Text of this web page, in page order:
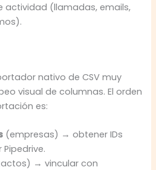
actividad (llamadas, emails,
nativo de CSV muy
visual de columnas. El orden
es:
(empresas) → obtener IDs
→ vincular con